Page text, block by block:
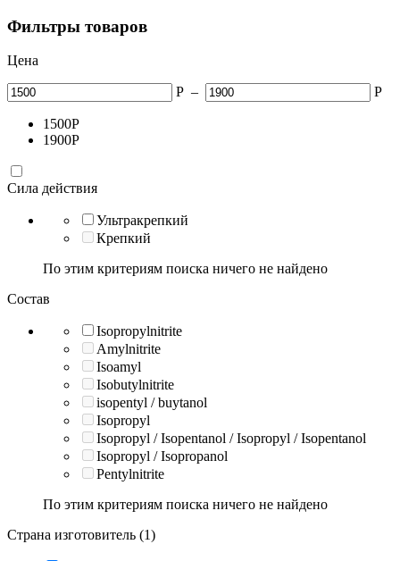
Фильтры товаров
Цена
Р – Р
1500Р
1900Р
Сила действия
Ультракрепкий
Крепкий
По этим критериям поиска ничего не найдено
Состав
Isopropylnitrite
Amylnitrite
Isoamyl
Isobutylnitrite
isopentyl / buytanol
Isopropyl
Isopropyl / Isopentanol / Isopropyl / Isopentanol
Isopropyl / Isopropanol
Pentylnitrite
По этим критериям поиска ничего не найдено
Страна изготовитель (1)